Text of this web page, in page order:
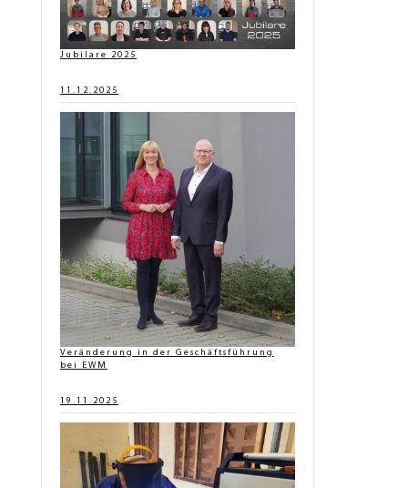
Jubilare 2025
11.12.2025
Veränderung in der Geschäftsführung
bei EWM
19.11.2025